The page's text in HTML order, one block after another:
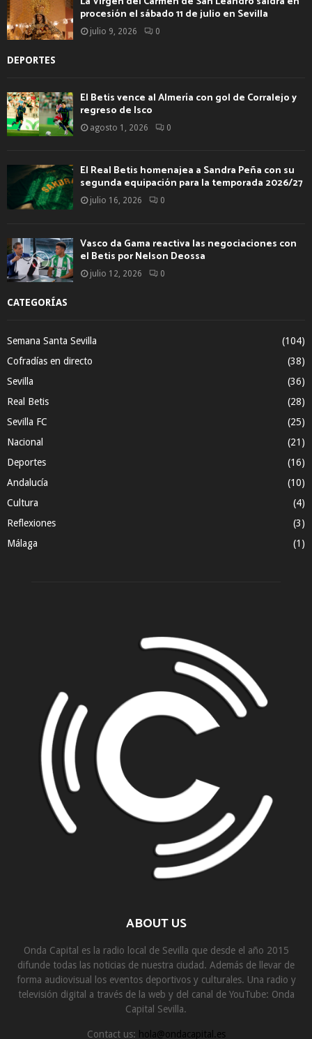
procesión el sábado 11 de julio en Sevilla
julio 9, 2026 0
DEPORTES
El Betis vence al Almería con gol de Corralejo y
regreso de Isco
agosto 1, 2026 0
El Real Betis homenajea a Sandra Peña con su
segunda equipación para la temporada 2026/27
julio 16, 2026 0
Vasco da Gama reactiva las negociaciones con
el Betis por Nelson Deossa
julio 12, 2026 0
CATEGORÍAS
Semana Santa Sevilla
(104)
Cofradías en directo
(38)
Sevilla
(36)
Real Betis
(28)
Sevilla FC
(25)
Nacional
(21)
Deportes
(16)
Andalucía
(10)
Cultura
(4)
Reflexiones
(3)
Málaga
(1)
ABOUT US
Onda Capital es la radio local de Sevilla que desde el año 2015
difunde todas las noticias de nuestra ciudad. Además de llevar de
forma audiovisual los eventos deportivos y culturales. Una radio y
televisión digital a través de la web y del canal de YouTube: Onda
Capital Sevilla.
Contact us: hola@ondacapital.es